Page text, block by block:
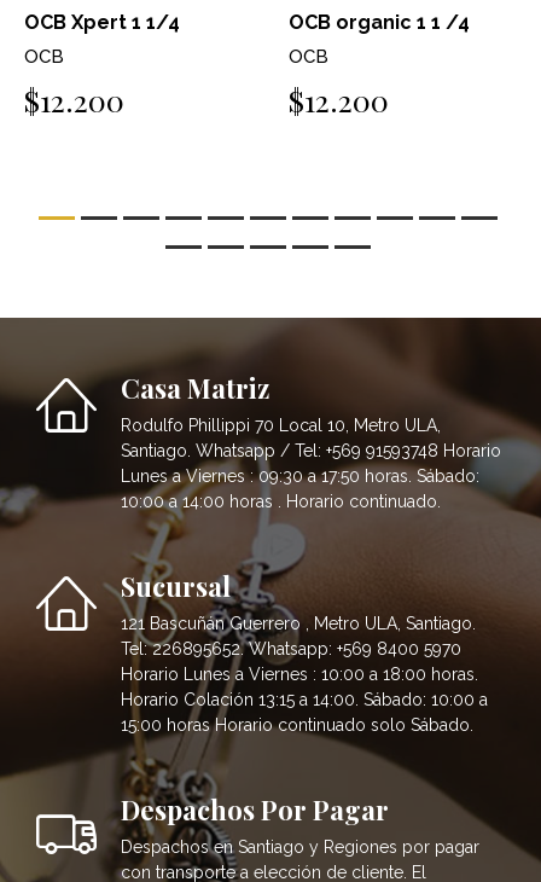
OCB Xpert 1 1/4
OCB
$12.200
OCB organic 1 1 /4
OCB
$12.200
Casa Matriz
Rodulfo Phillippi 70 Local 10, Metro ULA,
Santiago. Whatsapp / Tel: +569 91593748 Horario
Lunes a Viernes : 09:30 a 17:50 horas. Sábado:
10:00 a 14:00 horas . Horario continuado.
Sucursal
121 Bascuñán Guerrero , Metro ULA, Santiago.
Tel: 226895652. Whatsapp: +569 8400 5970
Horario Lunes a Viernes : 10:00 a 18:00 horas.
Horario Colación 13:15 a 14:00. Sábado: 10:00 a
15:00 horas Horario continuado solo Sábado.
Despachos Por Pagar
Despachos en Santiago y Regiones por pagar
con transporte a elección de cliente. El